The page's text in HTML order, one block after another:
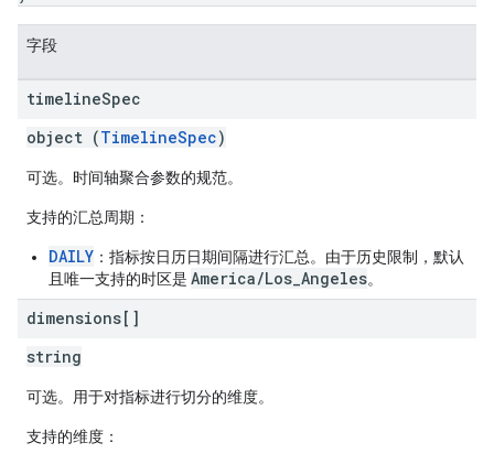
字段
timelineSpec
object (TimelineSpec)
可选。时间轴聚合参数的规范。
支持的汇总周期 ：
DAILY ：指标按日历日期间隔进行汇总。由于历史限制，默认
且唯一支持的时区是 America/Los_Angeles。
dimensions[]
string
可选。用于对指标进行切分的维度。
支持的维度 ：